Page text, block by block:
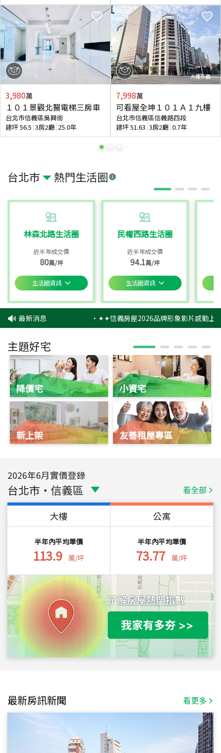
台北市 熱門生活圈
林森北路生活圈
近半年成交價
80萬/坪
生活圈資訊
民權西路生活圈
近半年成交價
94.1萬/坪
生活圈資訊
3,980萬
１０１景觀北醫電梯三房車
台北市信義區吳興街
建坪56.5 3房2廳 25.0年
7,998萬
可看屋全坤１０１Ａ１九樓
台北市信義區信義路四段
建坪51.63 3房2廳 0.7年
最新消息 ‧✦✦信義房屋2026品牌形象影片感動上
主題好宅
降價宅
新上架
小資宅
友善租屋專區
2026年6月實價登錄
台北市 ・ 信義區 看全部
大樓
半年內平均單價
113.9 萬/坪
公寓
半年內平均單價
73.77 萬/坪
最新房訊新聞 看更多